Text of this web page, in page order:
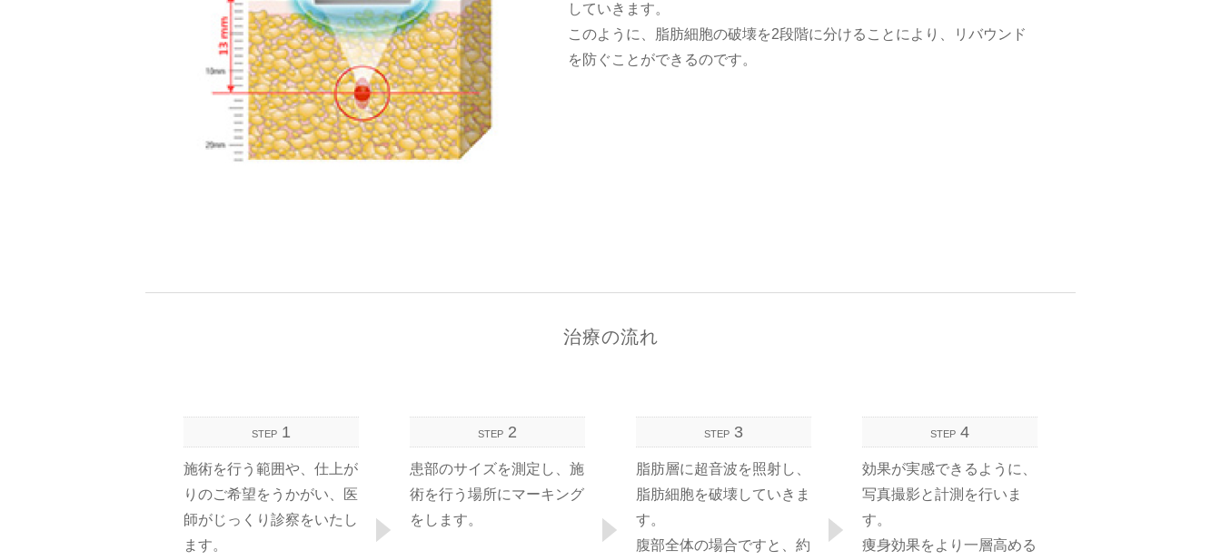
していきます。
このように、脂肪細胞の破壊を2段階に分けることにより、リバウンド
を防ぐことができるのです。
治療の流れ
STEP 1
施術を行う範囲や、仕上が
りのご希望をうかがい、医
師がじっくり診察をいたし
ます。
STEP 2
患部のサイズを測定し、施
術を行う場所にマーキング
をします。
STEP 3
脂肪層に超音波を照射し、
脂肪細胞を破壊していきま
す。
腹部全体の場合ですと、約
STEP 4
効果が実感できるように、
写真撮影と計測を行いま
す。
痩身効果をより一層高める